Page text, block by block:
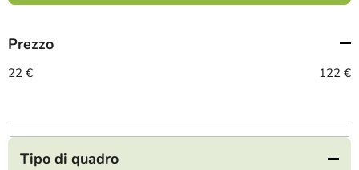
m
e
n
o
d
Prezzo
22 € 122 €
Tipo di quadro